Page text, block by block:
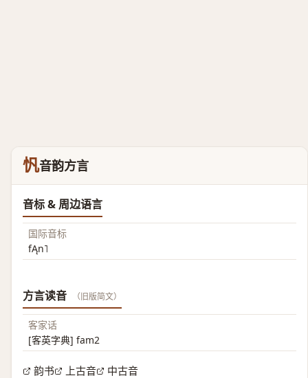
忛音韵方言
音标 & 周边语言
国际音标
fĄn˥
方言读音 （旧版简文）
客家话
[客英字典] fam2
韵书 上古音 中古音